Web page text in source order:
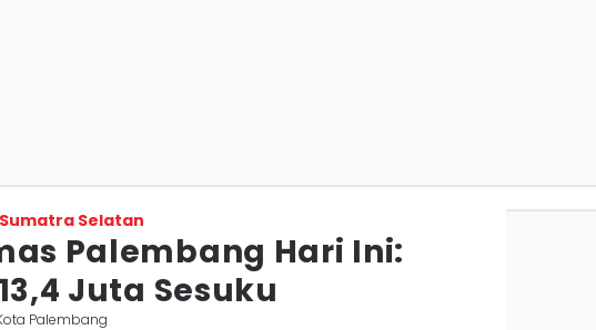
Sumatra Selatan
Palembang Hari Ini:
Juta Sesuku
Palembang